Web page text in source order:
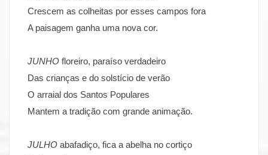
Crescem as colheitas por esses campos fora
A paisagem ganha uma nova cor.
JUNHO floreiro, paraíso verdadeiro
Das crianças e do solstício de verão
O arraial dos Santos Populares
Mantem a tradição com grande animação.
JULHO abafadiço, fica a abelha no cortiço